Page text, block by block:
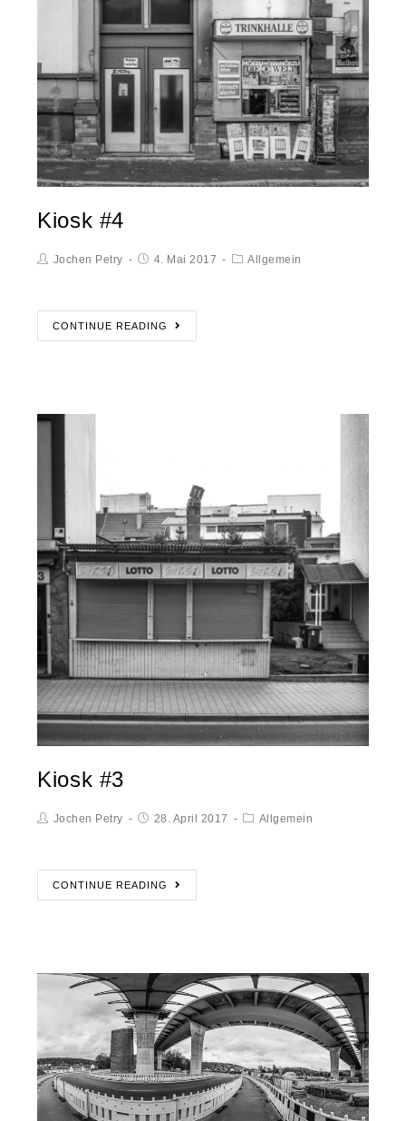
Kiosk #4
Jochen Petry 4. Mai 2017 Allgemein
CONTINUE READING
Kiosk #3
Jochen Petry 28. April 2017 Allgemein
CONTINUE READING